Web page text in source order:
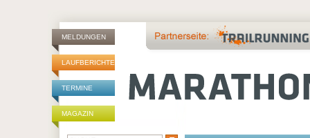
MELDUNGEN
LAUFBERICHTE
TERMINE
MAGAZIN